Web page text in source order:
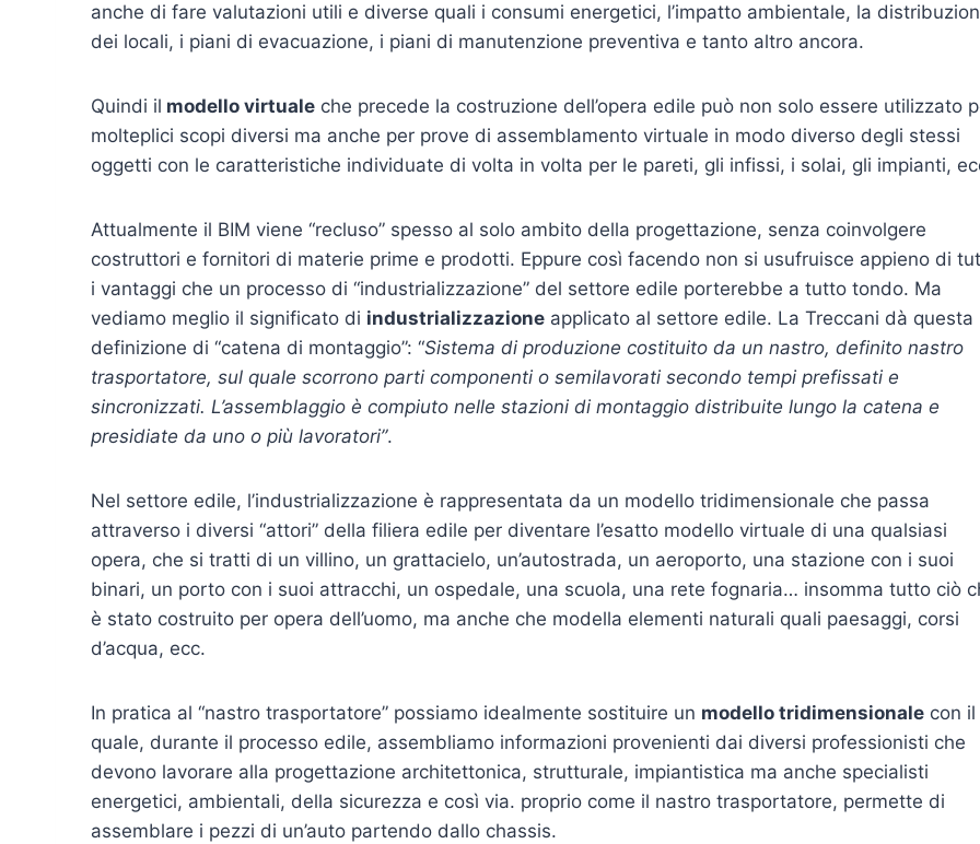
anche di fare valutazioni utili e diverse quali i consumi energetici, l’impatto ambientale, la
dei locali, i piani di evacuazione, i piani di manutenzione preventiva e tanto altro ancora.
Quindi il modello virtuale che precede la costruzione dell’opera edile può non solo essere utilizzato
molteplici scopi diversi ma anche per prove di assemblamento virtuale in modo diverso degli stessi
oggetti con le caratteristiche individuate di volta in volta per le pareti, gli infissi, i solai, gli impianti,
Attualmente il BIM viene “recluso” spesso al solo ambito della progettazione, senza coinvolgere
costruttori e fornitori di materie prime e prodotti. Eppure così facendo non si usufruisce appieno di
i vantaggi che un processo di “industrializzazione” del settore edile porterebbe a tutto tondo. Ma
vediamo meglio il significato di industrializzazione applicato al settore edile. La Treccani dà questa
definizione di “catena di montaggio”: “Sistema di produzione costituito da un nastro, definito nastro
trasportatore, sul quale scorrono parti componenti o semilavorati secondo tempi prefissati e
sincronizzati. L’assemblaggio è compiuto nelle stazioni di montaggio distribuite lungo la catena e
presidiate da uno o più lavoratori”.
Nel settore edile, l’industrializzazione è rappresentata da un modello tridimensionale che passa
attraverso i diversi “attori” della filiera edile per diventare l’esatto modello virtuale di una qualsiasi
opera, che si tratti di un villino, un grattacielo, un’autostrada, un aeroporto, una stazione con i suoi
binari, un porto con i suoi attracchi, un ospedale, una scuola, una rete fognaria… insomma tutto ciò
è stato costruito per opera dell’uomo, ma anche che modella elementi naturali quali paesaggi, corsi
d’acqua, ecc.
In pratica al “nastro trasportatore” possiamo idealmente sostituire un modello tridimensionale con il
quale, durante il processo edile, assembliamo informazioni provenienti dai diversi professionisti che
devono lavorare alla progettazione architettonica, strutturale, impiantistica ma anche specialisti
energetici, ambientali, della sicurezza e così via. proprio come il nastro trasportatore, permette di
assemblare i pezzi di un’auto partendo dallo chassis.